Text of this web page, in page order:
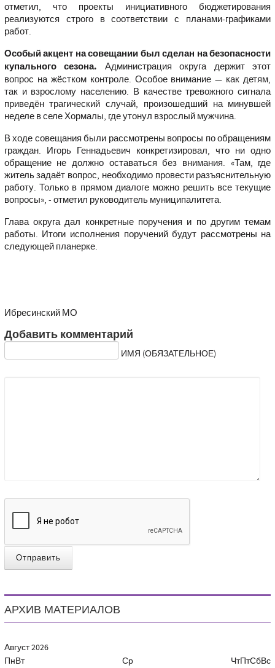
отметил, что проекты инициативного бюджетирования
реализуются строго в соответствии с планами-графиками
работ.
Особый акцент на совещании был сделан на безопасности
купального сезона. Администрация округа держит этот
вопрос на жёстком контроле. Особое внимание — как детям,
так и взрослому населению. В качестве тревожного сигнала
приведён трагический случай, произошедший на минувшей
неделе в селе Хормалы, где утонул взрослый мужчина.
В ходе совещания были рассмотрены вопросы по обращениям
граждан. Игорь Геннадьевич конкретизировал, что ни одно
обращение не должно оставаться без внимания. «Там, где
житель задаёт вопрос, необходимо провести разъяснительную
работу. Только в прямом диалоге можно решить все текущие
вопросы», - отметил руководитель муниципалитета.
Глава округа дал конкретные поручения и по другим темам
работы. Итоги исполнения поручений будут рассмотрены на
следующей планерке.
Ибресинский МО
Добавить комментарий
ИМЯ (ОБЯЗАТЕЛЬНОЕ)
Отправить
АРХИВ МАТЕРИАЛОВ
Август2026
ПнВт Ср ЧтПтСбВс